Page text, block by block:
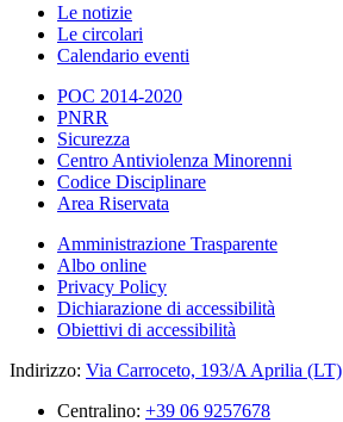
Le notizie
Le circolari
Calendario eventi
POC 2014-2020
PNRR
Sicurezza
Centro Antiviolenza Minorenni
Codice Disciplinare
Area Riservata
Amministrazione Trasparente
Albo online
Privacy Policy
Dichiarazione di accessibilità
Obiettivi di accessibilità
Indirizzo: Via Carroceto, 193/A Aprilia (LT)
Centralino: +39 06 9257678